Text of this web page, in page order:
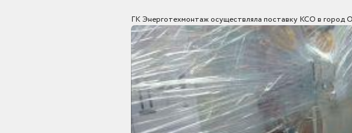
ГК Энерготехмонтаж осуществляла поставку КСО в город